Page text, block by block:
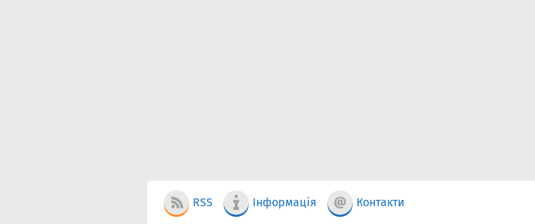
RSS Інформація Контакти